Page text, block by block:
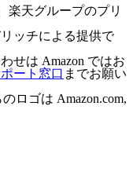
楽天グループのプリ
ッチによる提供で
せは Amazon ではお
ート窓口 までお願い
ロゴは Amazon.com,